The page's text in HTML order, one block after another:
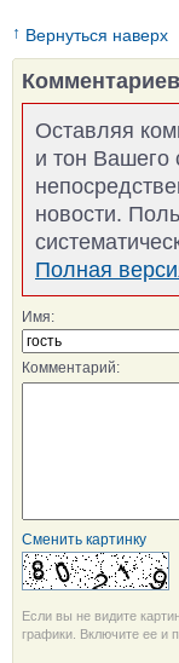
↑ Вернуться наверх
Комментариев
Оставляя
и тон Вашего
новости.
Полная
Имя:
Комментарий:
Сменить картинку
Если вы не видите
графики. Включите ее и